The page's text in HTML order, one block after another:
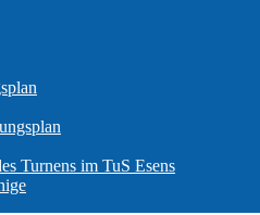
Turnens im TuS Esens